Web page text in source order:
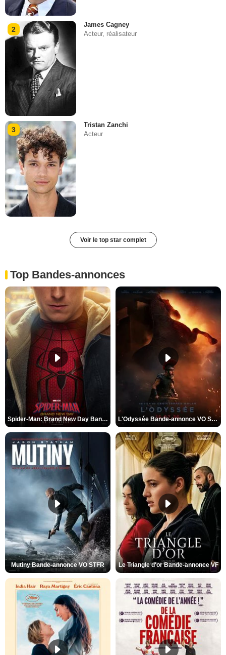
2
James Cagney
Acteur, réalisateur
3
Tristan Zanchi
Acteur
Voir le top star complet
Top Bandes-annonces
Spider-Man: Brand New Day Bande-annonce VO STFR L'Odyssée Bande-annonce VO STFR
Mutiny Bande-annonce VO STFR Le Triangle d'or Bande-annonce VF